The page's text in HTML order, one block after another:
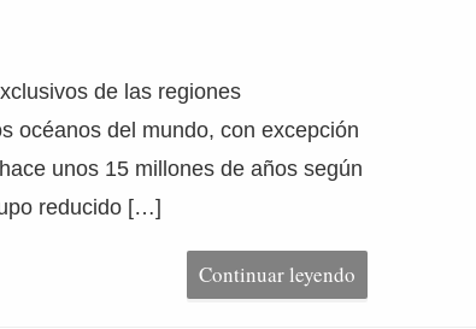
de las regiones
océanos del mundo, con excepción
unos 15 millones de años según
reducido […]
Continuar leyendo